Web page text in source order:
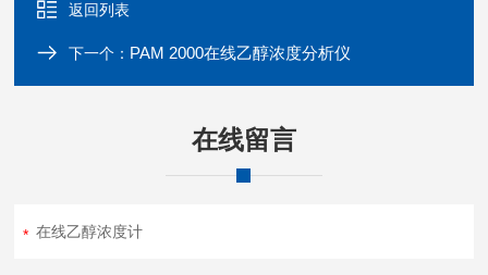
返回列表
下一个： PAM 2000在线乙醇浓度分析仪
在线留言